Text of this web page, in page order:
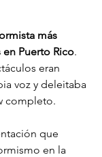
más
en Puerto Rico.
eran
voz y deleitaba
completo.
que
en la